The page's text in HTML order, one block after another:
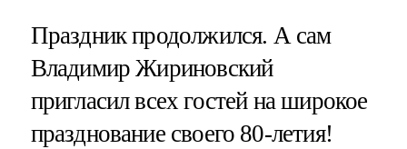
Праздник продолжился. А сам
Владимир Жириновский
пригласил всех гостей на широкое
празднование своего 80-летия!